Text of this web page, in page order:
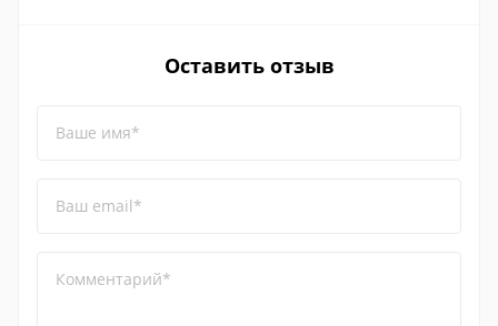
Оставить отзыв
Ваше имя*
Ваш email*
Комментарий*